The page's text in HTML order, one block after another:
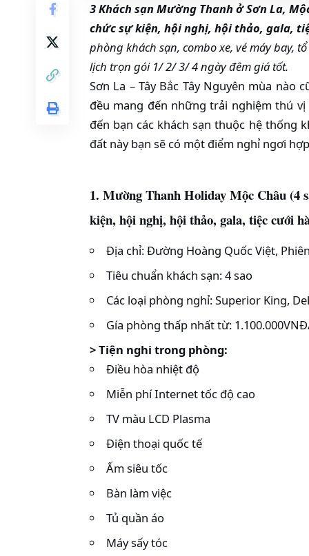
3 Khách sạn Mường Thanh ở Sơn La,
chức sự kiện, hội nghị, hội thảo, gala,
phòng khách sạn, combo xe, vé máy bay,
lịch trọn gói 1/ 2/ 3/ 4 ngày đêm giá tốt.
Sơn La – Tây Bắc Tây Nguyên mùa
đều mang đến những trải nghiệm thú vị
đến bạn các khách sạn thuộc hệ thống
đất này bạn sẽ có một điểm nghỉ ngơi
1. Mường Thanh Holiday Mộc Châu (4
kiện, hội nghị, hội thảo, gala, tiệc cưới
Địa chỉ: Đường Hoàng Quốc Việt,
Tiêu chuẩn khách sạn: 4 sao
Các loại phòng nghỉ: Superior King,
Gía phòng thấp nhất từ:
> Tiện nghi trong phòng:
Điều hòa nhiệt độ
Miễn phí Internet tốc độ cao
TV màu LCD Plasma
Điện thoại quốc tế
Ấm siêu tốc
Bàn làm việc
Tủ quần áo
Máy sấy tóc